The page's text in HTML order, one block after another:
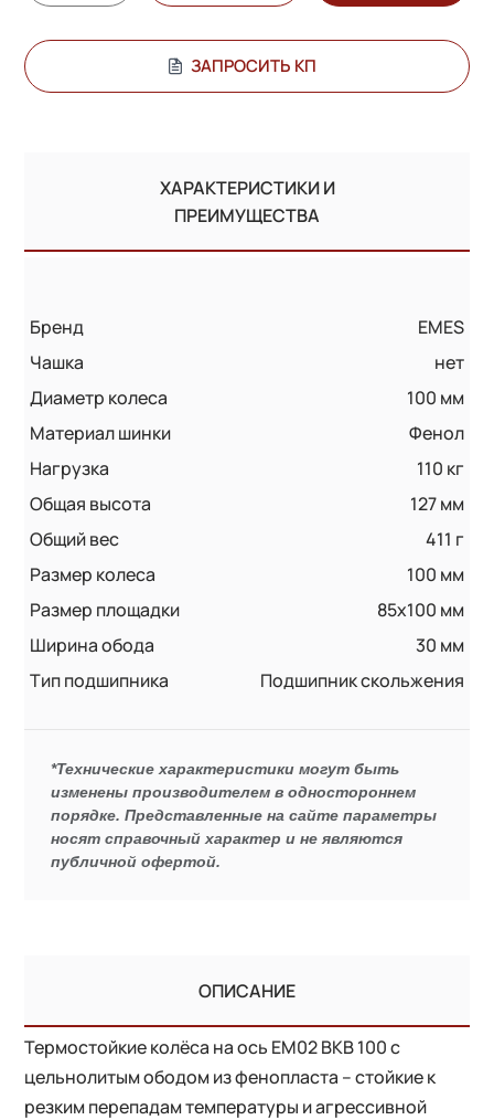
ЗАПРОСИТЬ КП
ХАРАКТЕРИСТИКИ И
ПРЕИМУЩЕСТВА
Бренд
EMES
Чашка
нет
Диаметр колеса
100 мм
Материал шинки
Фенол
Нагрузка
110 кг
Общая высота
127 мм
Общий вес
411 г
Размер колеса
100 мм
Размер площадки
85x100 мм
Ширина обода
30 мм
Тип подшипника
Подшипник скольжения
*Технические характеристики могут быть
изменены производителем в одностороннем
порядке. Представленные на сайте параметры
носят справочный характер и не являются
публичной офертой.
ОПИСАНИЕ
Термостойкие колёса на ось EM02 BKB 100 с
цельнолитым ободом из фенопласта – стойкие к
резким перепадам температуры и агрессивной